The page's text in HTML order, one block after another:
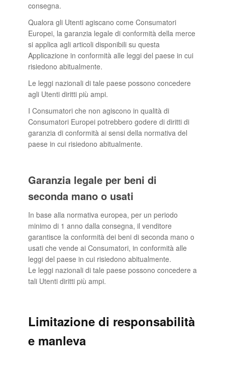
consegna.
Qualora gli Utenti agiscano come Consumatori
Europei, la garanzia legale di conformità della merce
si applica agli articoli disponibili su questa
Applicazione in conformità alle leggi del paese in cui
risiedono abitualmente.
Le leggi nazionali di tale paese possono concedere
agli Utenti diritti più ampi.
I Consumatori che non agiscono in qualità di
Consumatori Europei potrebbero godere di diritti di
garanzia di conformità ai sensi della normativa del
paese in cui risiedono abitualmente.
Garanzia legale per beni di
seconda mano o usati
In base alla normativa europea, per un periodo
minimo di 1 anno dalla consegna, il venditore
garantisce la conformità dei beni di seconda mano o
usati che vende ai Consumatori, in conformità alle
leggi del paese in cui risiedono abitualmente.
Le leggi nazionali di tale paese possono concedere a
tali Utenti diritti più ampi.
Limitazione di responsabilità
e manleva